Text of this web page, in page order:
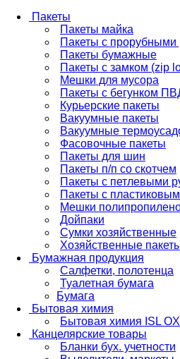
Пакеты
Пакеты майка
Пакеты с прорубными
Пакеты бумажные
Пакеты с замком (zip
Мешки для мусора
Пакеты с бегунком
Курьерские пакеты
Вакуумные пакеты
Вакуумные
Фасовочные пакеты
Пакеты для шин
Пакеты п/п со скотчем
Пакеты с петлевыми
Пакеты с
Мешки
Дойпаки
Сумки хозяйственные
Хозяйственные
Бумажная продукция
Салфетки, полотенца
Туалетная бумага
Бумага
Бытовая химия
Бытовая химия ISL OXI
Канцелярские товары
Бланки бух. учетности